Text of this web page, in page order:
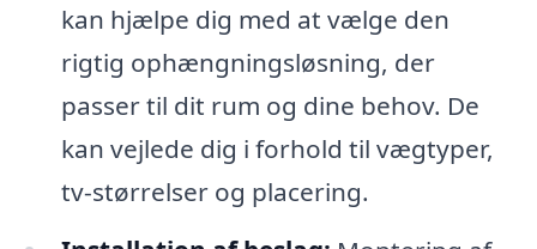
kan hjælpe dig med at vælge den
rigtig ophængningsløsning, der
passer til dit rum og dine behov. De
kan vejlede dig i forhold til vægtyper,
tv-størrelser og placering.